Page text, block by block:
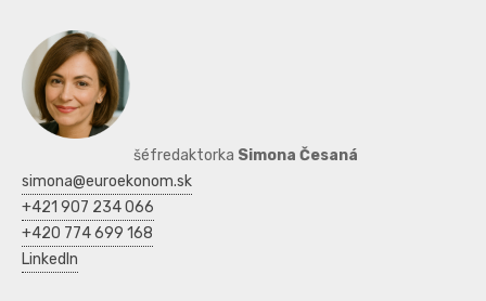
šéfredaktorka Simona Česaná
simona@euroekonom.sk
+421 907 234 066
+420 774 699 168
LinkedIn